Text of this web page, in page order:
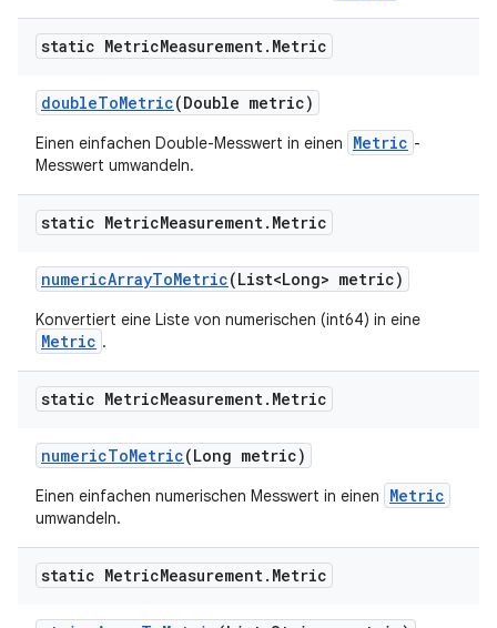
static MetricMeasurement. Metric
doubleToMetric(Double metric)
Einen einfachen Double-Messwert in einen Metric -
Messwert umwandeln.
static MetricMeasurement. Metric
numericArrayToMetric(List<Long> metric)
Konvertiert eine Liste von numerischen (int64) in eine
Metric .
static MetricMeasurement. Metric
numericToMetric(Long metric)
Einen einfachen numerischen Messwert in einen Metric
umwandeln.
static MetricMeasurement. Metric